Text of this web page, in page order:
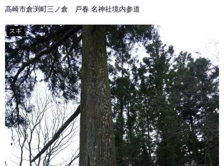
高崎市倉渕町三ノ倉 戸春 名神社境内参道
スギ